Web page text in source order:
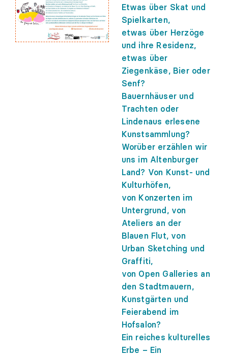
Etwas über Skat und
Spielkarten,
etwas über Herzöge
und ihre Residenz,
etwas über
Ziegenkäse, Bier oder
Senf?
Bauernhäuser und
Trachten oder
Lindenaus erlesene
Kunstsammlung?
Worüber erzählen wir
uns im Altenburger
Land? Von Kunst- und
Kulturhöfen,
von Konzerten im
Untergrund, von
Ateliers an der
Blauen Flut, von
Urban Sketching und
Graffiti,
von Open Galleries an
den Stadtmauern,
Kunstgärten und
Feierabend im
Hofsalon?
Ein reiches kulturelles
Erbe – Ein